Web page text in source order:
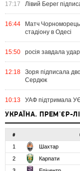
17:17 Лівий Берег
16:44
Матч
стадіону в Одесі
15:50 росія завдала
12:18
Зоря підписала
Сердюк
10:13 УАФ підтримала
УКРАЇНА. ПРЕМ'ЄР-
#
1 Шахтар
2
Карпати